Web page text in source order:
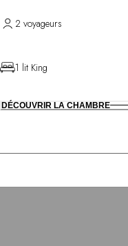
2 voyageurs
1 lit King
DÉCOUVRIR LA CHAMBRE